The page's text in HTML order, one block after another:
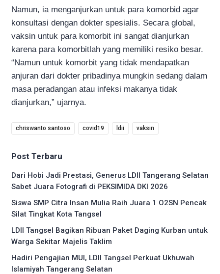
Namun, ia menganjurkan untuk para komorbid agar
konsultasi dengan dokter spesialis. Secara global,
vaksin untuk para komorbit ini sangat dianjurkan
karena para komorbitlah yang memiliki resiko besar.
“Namun untuk komorbit yang tidak mendapatkan
anjuran dari dokter pribadinya mungkin sedang dalam
masa peradangan atau infeksi makanya tidak
dianjurkan,” ujarnya.
chriswanto santoso covid19 ldii vaksin
Post Terbaru
Dari Hobi Jadi Prestasi, Generus LDII Tangerang Selatan
Sabet Juara Fotografi di PEKSIMIDA DKI 2026
Siswa SMP Citra Insan Mulia Raih Juara 1 O2SN Pencak
Silat Tingkat Kota Tangsel
LDII Tangsel Bagikan Ribuan Paket Daging Kurban untuk
Warga Sekitar Majelis Taklim
Hadiri Pengajian MUI, LDII Tangsel Perkuat Ukhuwah
Islamiyah Tangerang Selatan